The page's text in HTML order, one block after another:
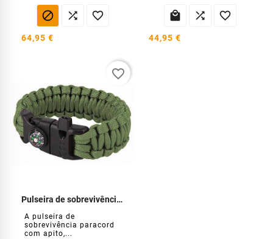
  
64,95 €
  
44,95 €
Pulseira de sobrevivência completa
A pulseira de
sobrevivência paracord
com apito,...
favorite_border